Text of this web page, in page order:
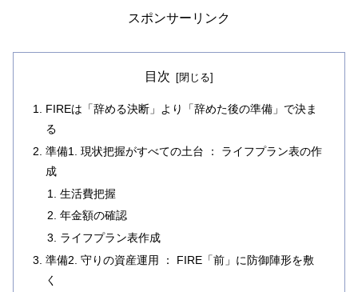
スポンサーリンク
目次
FIREは「辞める決断」より「辞めた後の準備」で決ま
る
準備1. 現状把握がすべての土台 ： ライフプラン表の作
成
生活費把握
年金額の確認
ライフプラン表作成
準備2. 守りの資産運用 ： FIRE「前」に防御陣形を敷
く